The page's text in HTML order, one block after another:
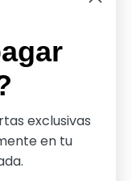
exclusivas
en tu